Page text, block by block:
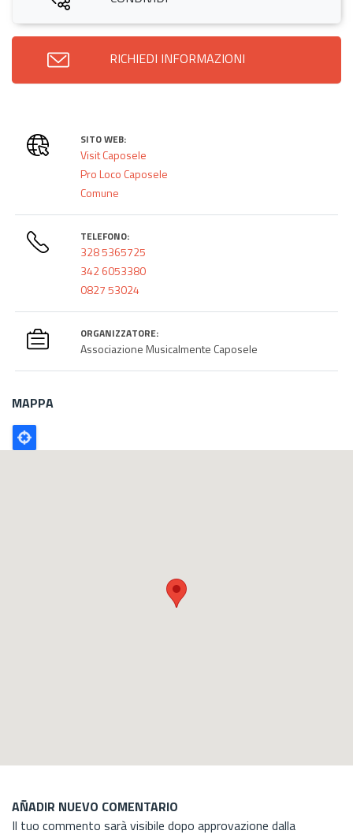
RICHIEDI INFORMAZIONI
SITO WEB:
Visit Caposele
Pro Loco Caposele
Comune
TELEFONO:
328 5365725
342 6053380
0827 53024
ORGANIZZATORE:
Associazione Musicalmente Caposele
MAPPA
Poligono
GEO
AÑADIR NUEVO COMENTARIO
Il tuo commento sarà visibile dopo approvazione dalla